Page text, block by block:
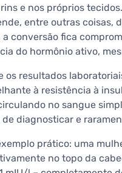
e nos próprios
entre outras coisas,
conversão fica
do hormônio ativo,
os resultados
à resistência à
no sangue
diagnosticar e
prático: uma
no topo da